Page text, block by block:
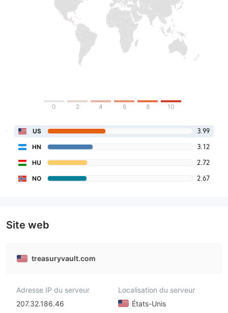
0 2 4 6 8 10
US 3.99
HN 3.12
HU 2.72
NO 2.67
Site web
treasuryvault.com
Adresse IP du serveur
207.32.186.46
Localisation du serveur
États-Unis